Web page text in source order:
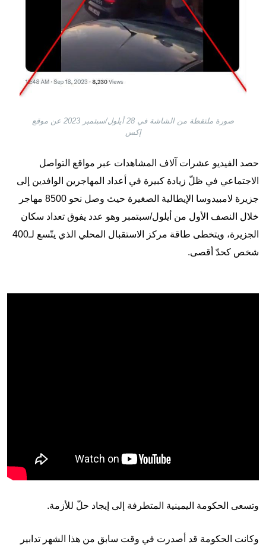
صورة ملتقطة من الشاشة في 28 أيلول/سبتمبر 2023 عن موقع
إكس
حصد الفيديو عشرات آلاف المشاهدات عبر مواقع التواصل
الاجتماعي في ظلّ زيادة كبيرة في أعداد المهاجرين الوافدين إلى
جزيرة لامبيدوسا الإيطالية الصغيرة حيث وصل نحو 8500 مهاجر
خلال النصف الأول من أيلول/سبتمبر وهو عدد يفوق تعداد سكان
الجزيرة، ويتخطى طاقة مركز الاستقبال المحلي الذي يتّسع لـ400
شخص كحدّ أقصى.
وتسعى الحكومة اليمينية المتطرفة إلى إيجاد حلّ للأزمة.
وكانت الحكومة قد أصدرت في وقت سابق من هذا الشهر تدابير